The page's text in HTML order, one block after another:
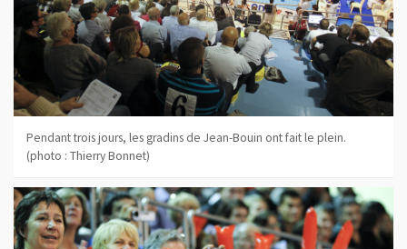
Pendant trois jours, les gradins de Jean-Bouin ont fait le plein.
(photo : Thierry Bonnet)